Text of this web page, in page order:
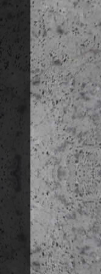
ha az
mail
ez
Az
Az
érintett
Az
Az
jogával.
igénybe
Az
Az
jogalapja.
Az adatok
levélben a